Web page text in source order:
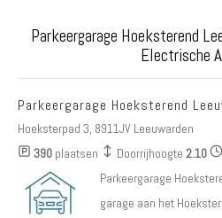
Parkeergarage Hoeksterend
Electrische
Parkeergarage Hoeksterend
Hoeksterpad 3, 8911JV Leeuwarden
390 plaatsen Doorrijhoogte 2.10
Parkeergarage
garage aan het